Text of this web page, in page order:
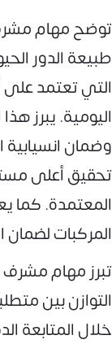
طبيعة الدور
التي تعتمد على
اليومية. يبرز
وضمان
تحقيق أعلى
المعتمدة. كما
المركبات لضمان
تبرز مهام
التوازن بين
خلال المتابعة